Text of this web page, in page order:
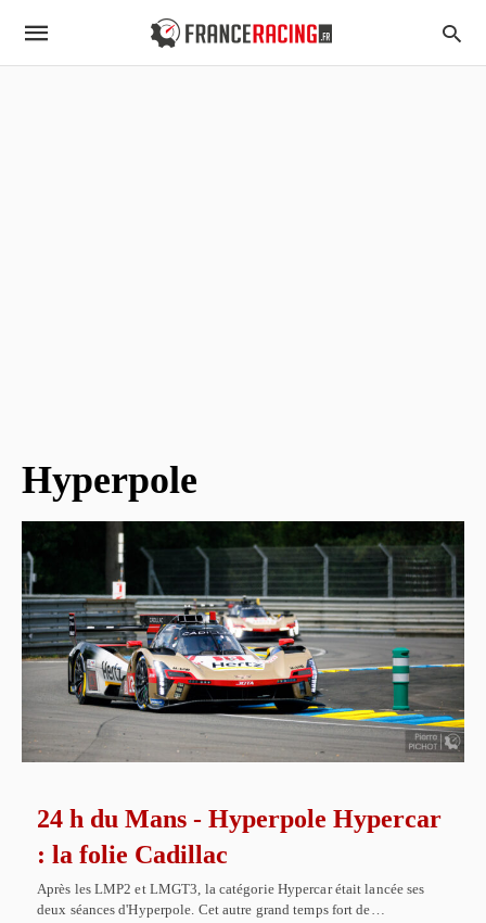
Hyperpole
24 h du Mans - Hyperpole Hypercar
: la folie Cadillac
Après les LMP2 et LMGT3, la catégorie Hypercar était lancée ses
deux séances d'Hyperpole. Cet autre grand temps fort de…